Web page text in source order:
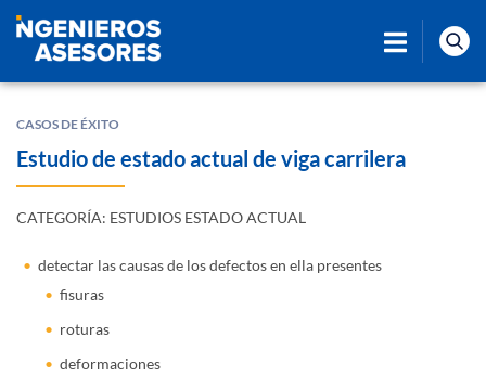
CASOS DE ÉXITO
Estudio de estado actual de viga carrilera
CATEGORÍA: ESTUDIOS ESTADO ACTUAL
detectar las causas de los defectos en ella presentes
fisuras
roturas
deformaciones